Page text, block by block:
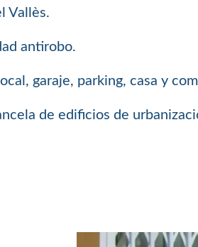
Vallès.
antirobo.
garaje, parking, casa y
de edificios de